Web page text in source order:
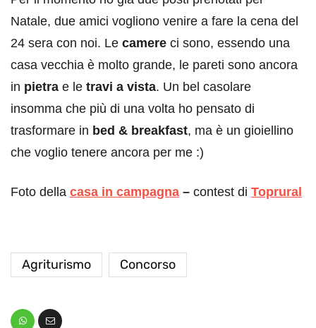
Natale, due amici vogliono venire a fare la cena del
24 sera con noi. Le camere ci sono, essendo una
casa vecchia è molto grande, le pareti sono ancora
in pietra e le travi a vista. Un bel casolare
insomma che più di una volta ho pensato di
trasformare in bed & breakfast, ma è un gioiellino
che voglio tenere ancora per me :)
Foto della casa in campagna – contest di Toprural
Agriturismo Concorso